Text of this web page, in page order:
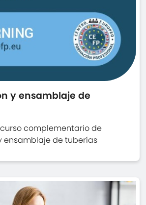
y ensamblaje de
complementario de
ensamblaje de tuberías